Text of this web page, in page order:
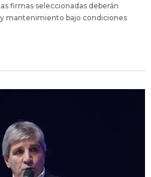
firmas seleccionadas deberán
mantenimiento bajo condiciones